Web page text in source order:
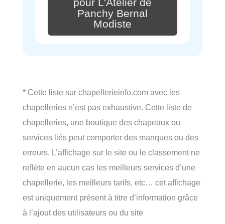
Panchy Bernal
Modiste
* Cette liste sur chapellerieinfo.com avec les
chapelleries n’est pas exhaustive. Cette liste de
chapelleries, une boutique des chapeaux ou
services liés peut comporter des manques ou des
erreurs. L’affichage sur le site ou le classement ne
reflète en aucun cas les meilleurs services d’une
chapellerie, les meilleurs tarifs, etc… cet affichage
est uniquement présent à titre d’information grâce
à l’ajout des utilisateurs ou du site